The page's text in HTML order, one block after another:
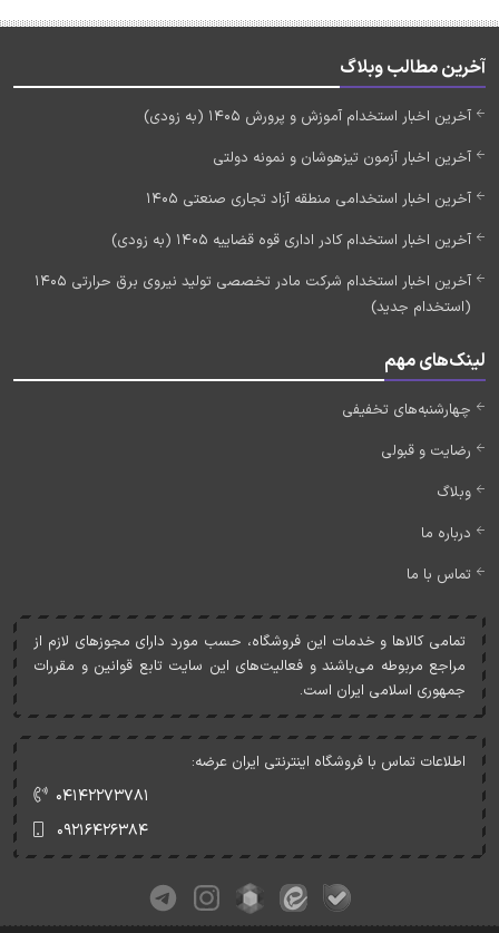
آخرین مطالب وبلاگ
آخرین اخبار استخدام آموزش و پرورش 1405 (به زودی)
آخرین اخبار آزمون تیزهوشان و نمونه دولتی
آخرین اخبار استخدامی منطقه آزاد تجاری صنعتی 1405
آخرین اخبار استخدام کادر اداری قوه قضاییه 1405 (به زودی)
آخرین اخبار استخدام شرکت مادر تخصصی تولید نیروی برق حرارتی 1405
(استخدام جدید)
لینک‌های مهم
چهارشنبه‌های تخفیفی
رضایت و قبولی
وبلاگ
درباره ما
تماس با ما
تمامی کالاها و خدمات اين فروشگاه، حسب مورد دارای مجوزهای لازم از
مراجع مربوطه می‌باشند و فعاليت‌های اين سايت تابع قوانين و مقررات
جمهوری اسلامی ايران است.
اطلاعات تماس با فروشگاه اینترنتی ایران عرضه:
۰۴۱۴۲۲۷۳۷۸۱
۰۹۲۱۶۴۲۶۳۸۴